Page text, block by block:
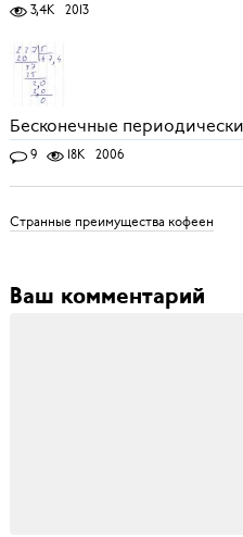
3,4K 2013
Бесконечные
9 18K 2006
Странные преимущества кофеен
Ваш комментарий